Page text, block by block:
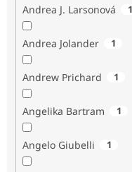
Andrea J. Larsonová 1
Andrea Jolander 1
Andrew Prichard 1
Angelika Bartram 1
Angelo Giubelli 1